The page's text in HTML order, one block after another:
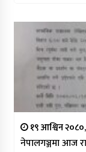
१९ आश्विन
नेपालगञ्जमा आज